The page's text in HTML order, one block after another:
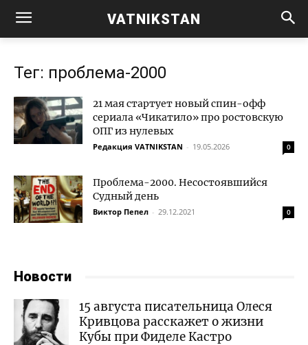
VATNIKSTAN
Тег: проблема-2000
21 мая стартует новый спин-офф
сериала «Чикатило» про ростовскую
ОПГ из нулевых
Редакция VATNIKSTAN - 19.05.2026 0
Проблема-2000. Несостоявшийся
Судный день
Виктор Пепел - 29.12.2021 0
Новости
15 августа писательница Олеся
Кривцова расскажет о жизни
Кубы при Фиделе Кастро